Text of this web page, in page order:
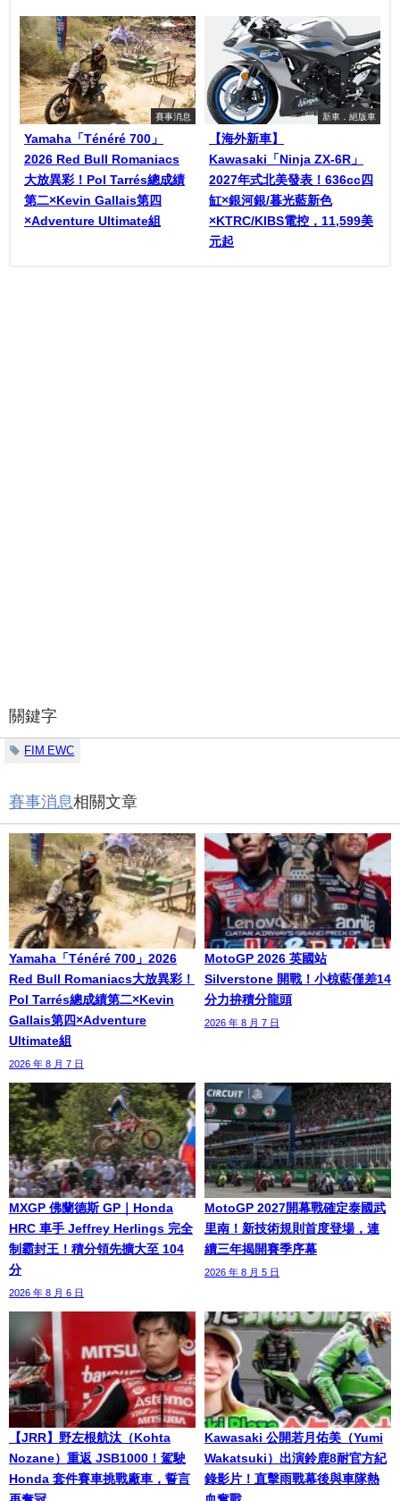
賽事消息
Yamaha「Ténéré 700」
2026 Red Bull Romaniacs
大放異彩！Pol Tarrés總成績
第二×Kevin Gallais第四
×Adventure Ultimate組
新車．絕版車
【海外新車】
Kawasaki「Ninja ZX-6R」
2027年式北美發表！636cc四
缸×銀河銀/暮光藍新色
×KTRC/KIBS電控，11,599美
元起
關鍵字
FIM EWC
賽事消息相關文章
Yamaha「Ténéré 700」2026
Red Bull Romaniacs大放異彩！
Pol Tarrés總成績第二×Kevin
Gallais第四×Adventure
Ultimate組
2026 年 8 月 7 日
MotoGP 2026 英國站
Silverstone 開戰！小椋藍僅差14
分力拚積分龍頭
2026 年 8 月 7 日
MXGP 佛蘭德斯 GP｜Honda
HRC 車手 Jeffrey Herlings 完全
制霸封王！積分領先擴大至 104
分
2026 年 8 月 6 日
MotoGP 2027開幕戰確定泰國武
里南！新技術規則首度登場，連
續三年揭開賽季序幕
2026 年 8 月 5 日
【JRR】野左根航汰（Kohta
Nozane）重返 JSB1000！駕駛
Honda 套件賽車挑戰廠車，誓言
Kawasaki 公開若月佑美（Yumi
Wakatsuki）出演鈴鹿8耐官方紀
錄影片！直擊雨戰幕後與車隊熱